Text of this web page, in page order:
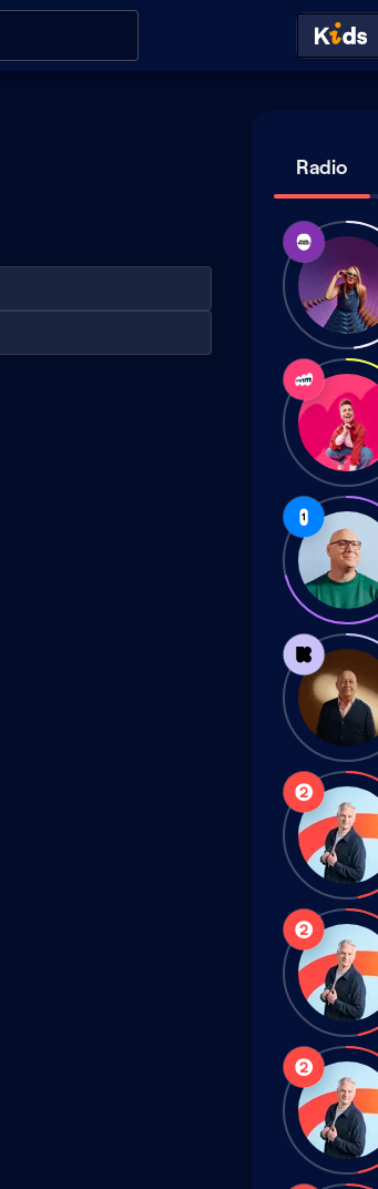
Radio
Studio
Brussel
MNM
Radio
1
Klara
Radio
2
Radio
2
Radio
2